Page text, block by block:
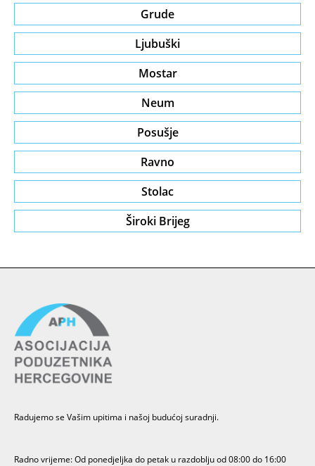
Grude
Ljubuški
Mostar
Neum
Posušje
Ravno
Stolac
Široki Brijeg
Radujemo se Vašim upitima i našoj budućoj suradnji.
Radno vrijeme: Od ponedjeljka do petak u razdoblju od 08:00 do 16:00